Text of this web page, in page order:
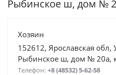
Рыбинское ш, дом №
Хозяин
152612, Ярославская обл,
Рыбинское ш, дом № 20а,
Телефон: +8 (48532) 5-62-58